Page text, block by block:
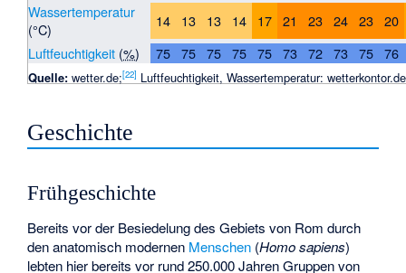
Wassertemperatur
(°C)
14 13 13 14 17 21 23 24 23 20
Luftfeuchtigkeit (%) 75 75 75 75 75 73 72 73 75 76
Quelle: wetter.de;[22] Luftfeuchtigkeit, Wassertemperatur: wetterkontor.de
Geschichte
Frühgeschichte
Bereits vor der Besiedelung des Gebiets von Rom durch
den anatomisch modernen Menschen (Homo sapiens)
lebten hier bereits vor rund 250.000 Jahren Gruppen von